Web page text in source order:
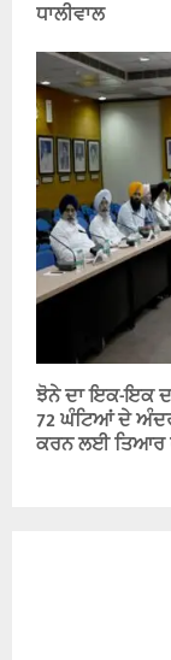
ਧਾਲੀਵਾਲ
ਝੋਨੇ ਦਾ ਇਕ-ਇਕ
72 ਘੰਟਿਆਂ ਦੇ
ਕਰਨ ਲਈ ਤਿਆਰ